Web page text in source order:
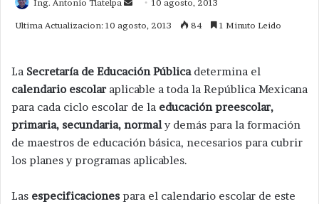
Ing. Antonio Tlatelpa 10 agosto, 2013
Ultima Actualizacion: 10 agosto, 2013 84 1 Minuto Leido
La Secretaría de Educación Públicadetermina el
calendario escolaraplicable a toda la República Mexicana
para cada ciclo escolar de la educación preescolar,
primaria, secundaria, normaly demás para la formación
de maestros de educación básica, necesarios para cubrir
los planes y programas aplicables.
Las especificaciones para el calendario escolar de este